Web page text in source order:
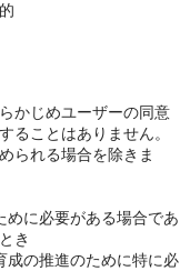
かじめユーザーの同意
ることはありません。
られる場合を除きま
めに必要がある場合であ
き
成の推進のために特に必